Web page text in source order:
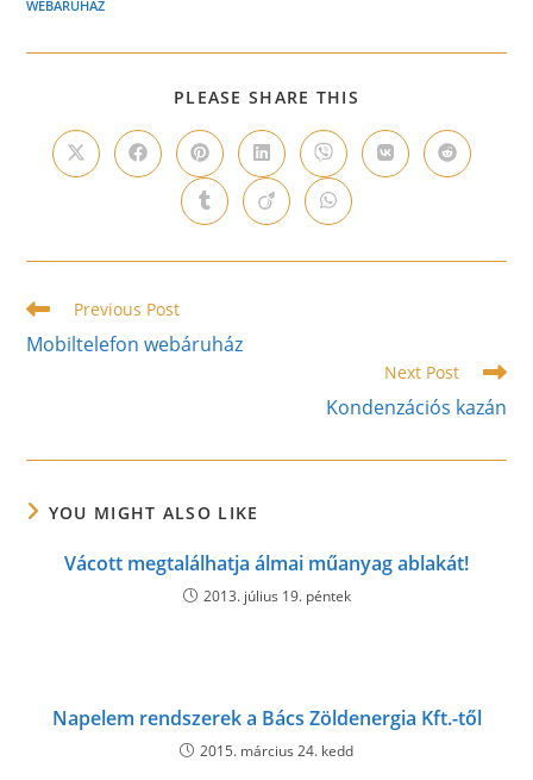
WEBÁRUHÁZ
PLEASE SHARE THIS
CONTENT
Opens
in
Opens
in
window
Opens
in
a
new
window
Opens
in
a
new
window
Opens
in
a
new
window
Opens
in
Opens
in
Opens
in
new
Opens
in
new
Opens
in
new
Read
more
articles
Previous Post
Mobiltelefon webáruház
Next Post
Kondenzációs kazán
YOU MIGHT ALSO LIKE
Vácott megtalálhatja álmai műanyag ablakát!
2013. július 19. péntek
Napelem rendszerek a Bács Zöldenergia Kft.-től
2015. március 24. kedd